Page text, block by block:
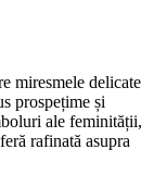
miresmele delicate
prospețime și
ale feminității,
rafinată asupra